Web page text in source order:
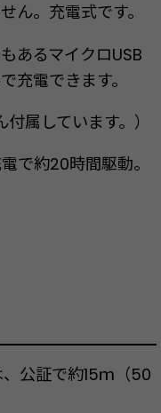
ん。充電式です。
あるマイクロUSB
充電できます。
属しています。）
で約20時間駆動。
公証で約15ｍ（50